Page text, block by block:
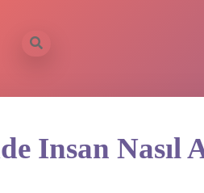
Insan Nasıl